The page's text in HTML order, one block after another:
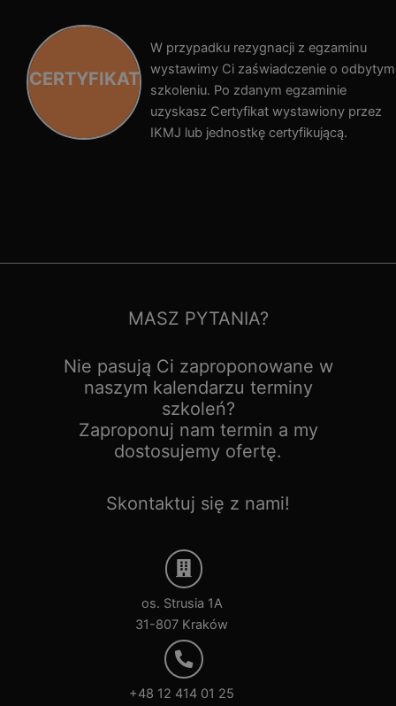
CERTYFIKAT
W przypadku rezygnacji z egzaminu
wystawimy Ci zaświadczenie o odbytym
szkoleniu. Po zdanym egzaminie
uzyskasz Certyfikat wystawiony przez
IKMJ lub jednostkę certyfikującą.
MASZ PYTANIA?
Nie pasują Ci zaproponowane w
naszym kalendarzu terminy
szkoleń?
Zaproponuj nam termin a my
dostosujemy ofertę.
Skontaktuj się z nami!
os. Strusia 1A
31-807 Kraków
+48 12 414 01 25